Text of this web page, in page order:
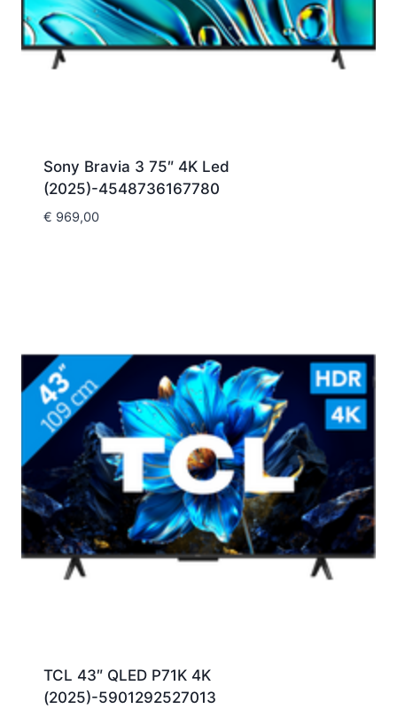
Sony Bravia 3 75″ 4K Led
(2025)-4548736167780
€ 969,00
TCL 43″ QLED P71K 4K
(2025)-5901292527013